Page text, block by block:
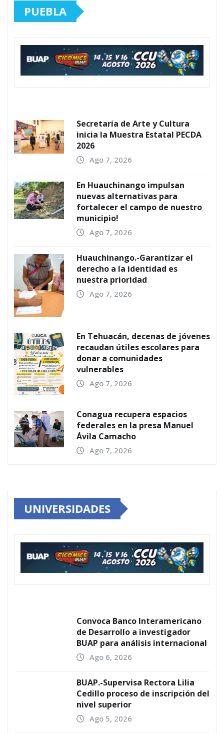
PUEBLA
Secretaría de Arte y Cultura
inicia la Muestra Estatal PECDA
2026
Ago 7, 2026
En Huauchinango impulsan
nuevas alternativas para
fortalecer el campo de nuestro
municipio!
Ago 7, 2026
Huauchinango.-Garantizar el
derecho a la identidad es
nuestra prioridad
Ago 7, 2026
En Tehuacán, decenas de jóvenes
recaudan útiles escolares para
donar a comunidades
vulnerables
Ago 7, 2026
Conagua recupera espacios
federales en la presa Manuel
Ávila Camacho
Ago 7, 2026
UNIVERSIDADES
Convoca Banco Interamericano
de Desarrollo a investigador
BUAP para análisis internacional
Ago 6, 2026
BUAP.-Supervisa Rectora Lilia
Cedillo proceso de inscripción del
nivel superior
Ago 5, 2026